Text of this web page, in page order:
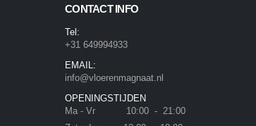
CONTACT INFO
Tel:
+31 649994933
EMAIL:
info@vloerenmagnaat.nl
OPENINGSTIJDEN
Ma - Vr 10:00 - 21:00